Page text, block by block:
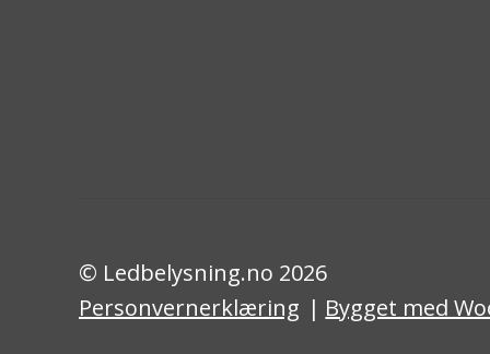
© Ledbelysning.no 2026
Personvernerklæring
Bygget med